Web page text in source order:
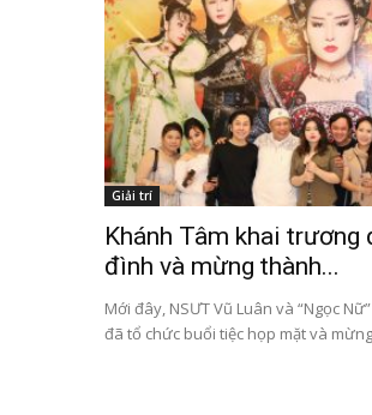
Giải trí
Khánh Tâm khai trương
đình và mừng thành...
Mới đây, NSƯT Vũ Luân và “Ngọc
đã tổ chức buổi tiệc họp mặt và